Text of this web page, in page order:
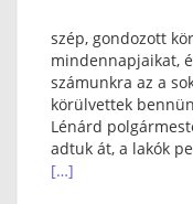
szép, gondozott
mindennapjaikat,
számunkra az a
körülvettek
Lénárd
adtuk át, a lakók
[…]